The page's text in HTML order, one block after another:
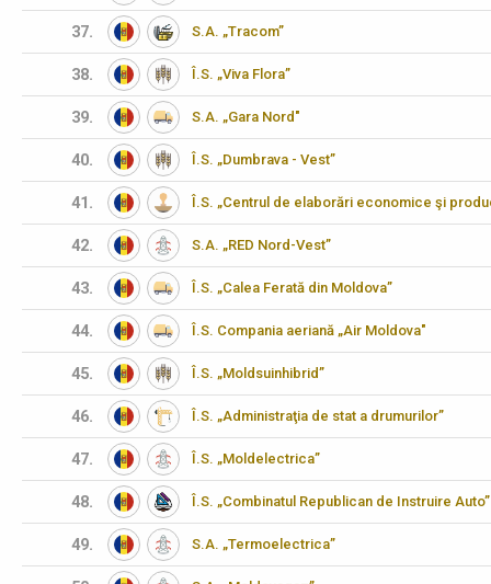
37. S.A. „Tracom”
38. Î.S. „Viva Flora”
39. S.A. „Gara Nord"
40. Î.S. „Dumbrava - Vest”
41. Î.S. „Centrul de elaborări economice şi
42. S.A. „RED Nord-Vest”
43. Î.S. „Calea Ferată din Moldova”
44. Î.S. Compania aeriană „Air Moldova"
45. Î.S. „Moldsuinhibrid”
46. Î.S. „Administraţia de stat a drumurilor”
47. Î.S. „Moldelectrica”
48. Î.S. „Combinatul Republican de Instruire Auto”
49. S.A. „Termoelectrica”